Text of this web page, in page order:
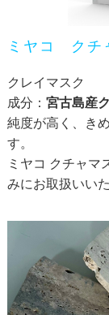
ミヤコ クチ
クレイマスク
成分： 宮古島産
純度が高く、き
す。
ミヤコ クチャマ
みにお取扱いい